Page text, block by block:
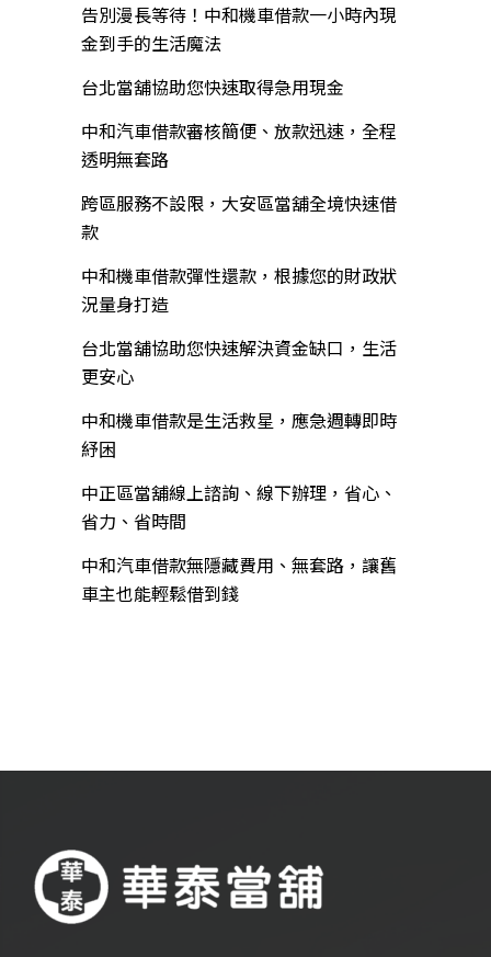
告別漫長等待！中和機車借款一小時內現
金到手的生活魔法
台北當舖協助您快速取得急用現金
中和汽車借款審核簡便、放款迅速，全程
透明無套路
跨區服務不設限，大安區當舖全境快速借
款
中和機車借款彈性還款，根據您的財政狀
況量身打造
台北當舖協助您快速解決資金缺口，生活
更安心
中和機車借款是生活救星，應急週轉即時
紓困
中正區當舖線上諮詢、線下辦理，省心、
省力、省時間
中和汽車借款無隱藏費用、無套路，讓舊
車主也能輕鬆借到錢